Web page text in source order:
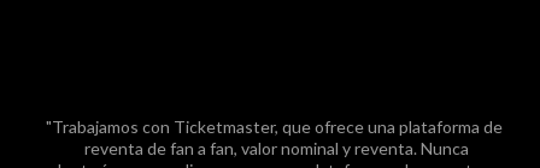
Trabajamos con Ticketmaster, que ofrece una plataforma de
reventa de fan a fan, valor nominal y reventa. Nunca